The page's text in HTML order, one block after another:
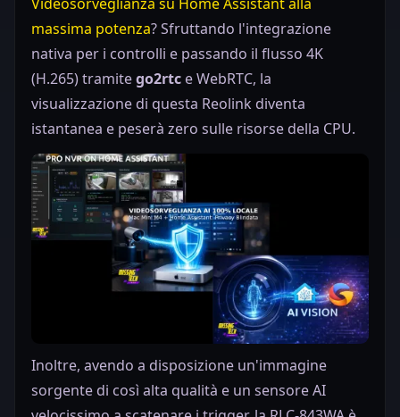
massima potenza? Sfruttando l'integrazione
nativa per i controlli e passando il flusso 4K
(H.265) tramitego2rtc e WebRTC, la
visualizzazione di questa Reolink diventa
istantanea e peserà zero sulle risorse della CPU.
Inoltre, avendo a disposizione un'immagine
sorgente di così alta qualità e un sensore AI